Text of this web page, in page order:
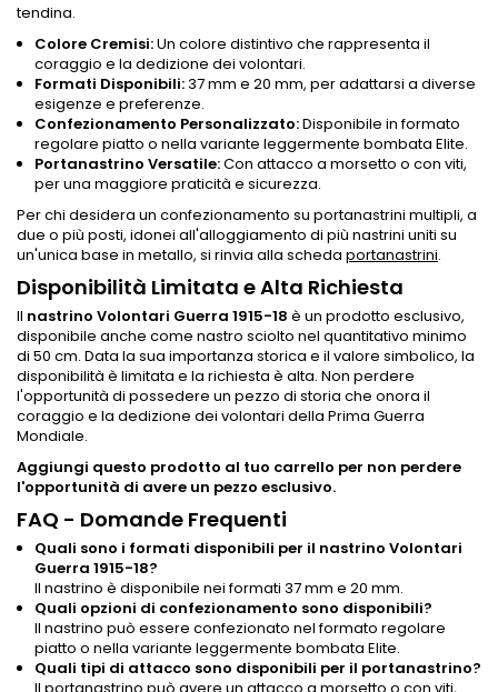
tendina.
Colore Cremisi:Un colore distintivo che rappresenta il
coraggio e la dedizione dei volontari.
Formati Disponibili:37 mm e 20 mm, per adattarsi a diverse
esigenze e preferenze.
Confezionamento Personalizzato:Disponibile in formato
regolare piatto o nella variante leggermente bombata Elite.
Portanastrino Versatile:Con attacco a morsetto o con viti,
per una maggiore praticità e sicurezza.
Per chi desidera un confezionamento su portanastrini multipli, a
due o più posti, idonei all'alloggiamento di più nastrini uniti su
un'unica base in metallo, si rinvia alla scheda portanastrini.
Disponibilità Limitata e Alta Richiesta
Il nastrino Volontari Guerra 1915-18 è un prodotto esclusivo,
disponibile anche come nastro sciolto nel quantitativo minimo
di 50 cm. Data la sua importanza storica e il valore simbolico, la
disponibilità è limitata e la richiesta è alta. Non perdere
l'opportunità di possedere un pezzo di storia che onora il
coraggio e la dedizione dei volontari della Prima Guerra
Mondiale.
Aggiungi questo prodotto al tuo carrello per non perdere
l'opportunità di avere un pezzo esclusivo.
FAQ - Domande Frequenti
Quali sono i formati disponibili per il nastrino Volontari
Guerra 1915-18?
Il nastrino è disponibile nei formati 37 mm e 20 mm.
Quali opzioni di confezionamento sono disponibili?
Il nastrino può essere confezionato nel formato regolare
piatto o nella variante leggermente bombata Elite.
Quali tipi di attacco sono disponibili per il portanastrino?
Il portanastrino può avere un attacco a morsetto o con viti,